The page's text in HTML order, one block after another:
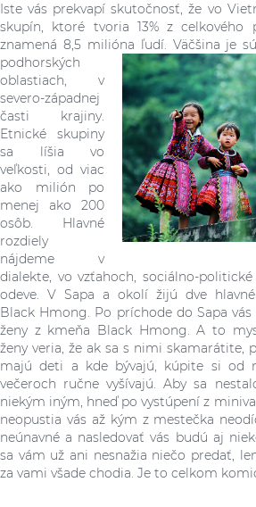
Iste vás prekvapí skutočnosť, že vo
skupín, ktoré tvoria 13% z celkového
znamená 8,5 milióna ľudí. Väčšina je
podhorských
oblastiach, v
severo-západnej
časti krajiny.
Etnické skupiny
sa líšia vo
veľkosti, od viac
ako milión po
menej ako 200
osôb. Hlavné
rozdiely
nájdeme v
dialekte, vo vzťahoch, sociálno-
odeve. V Sapa a okolí žijú dve
Black Hmong. Po príchode do Sapa
ženy z kmeňa Black Hmong. A to
ženy veria, že ak sa s nimi skamarátite,
majú deti a kde bývajú, kúpite si od
večeroch ručne vyšívajú. Aby sa
niekým iným, hneď po vystúpení z
neopustia vás až kým z mestečka
neúnavné a nasledovať vás budú aj
sa vám už ani nesnažia niečo predať,
za vami všade chodia. Je to celkom